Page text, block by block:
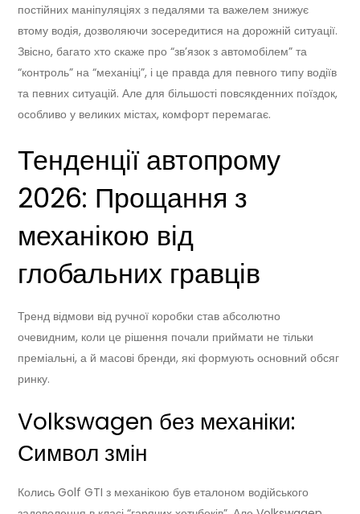
постійних маніпуляціях з педалями та важелем знижує
втому водія, дозволяючи зосередитися на дорожній ситуації.
Звісно, багато хто скаже про “зв’язок з автомобілем” та
“контроль” на “механіці”, і це правда для певного типу водіїв
та певних ситуацій. Але для більшості повсякденних поїздок,
особливо у великих містах, комфорт перемагає.
Тенденції автопрому
2026: Прощання з
механікою від
глобальних гравців
Тренд відмови від ручної коробки став абсолютно
очевидним, коли це рішення почали приймати не тільки
преміальні, а й масові бренди, які формують основний обсяг
ринку.
Volkswagen без механіки:
Символ змін
Колись Golf GTI з механікою був еталоном водійського